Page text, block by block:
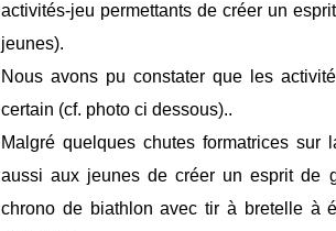
activités-jeu permettants de créer un
jeunes).
Nous avons pu constater que les
certain (cf. photo ci dessous)..
Malgré quelques chutes formatrices
aussi aux jeunes de créer un esprit de
chrono de biathlon avec tir à bretelle à